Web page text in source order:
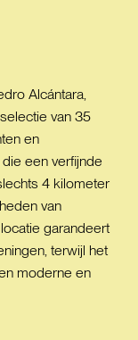
Alcántara,
van 35
en
een verfijnde
4 kilometer
van
garandeert
terwijl het
moderne en